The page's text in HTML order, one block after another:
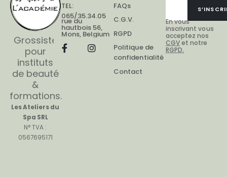
Grossiste
pour
instituts
de beauté
&
formations.
Les Ateliers du
Spa SRL
N° TVA :
0567695171
En vous
inscrivant vous
acceptez nos
CGVet notre
RGPD.
TEL:
065/35.34.05
rue du
hautbois 56,
Mons, Belgium
FAQs
C.G.V.
RGPD
Politique de
confidentialité
Contact